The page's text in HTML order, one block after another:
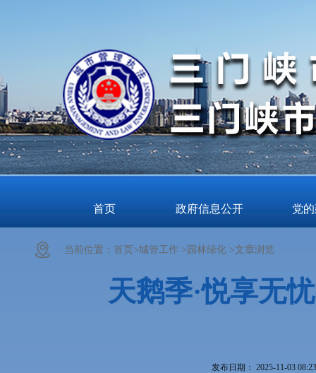
首页 政府信息公开 党
当前位置： 首页>城管工作 > 园林绿化 >文章浏览
天鹅季·悦享无
发布日期： 2025-11-03 08:23